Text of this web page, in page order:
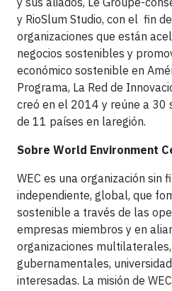
y RioSlum Studio, con el fin
organizaciones que están
negocios sostenibles y
económico sostenible en
Programa, La Red de
creó en el 2014 y reúne a 30
de 11 países en laregión.
Sobre World Environment
WEC es una organización sin
independiente, global, que
sostenible a través de las
empresas miembros y en
organizaciones
gubernamentales,
interesadas. La misión de